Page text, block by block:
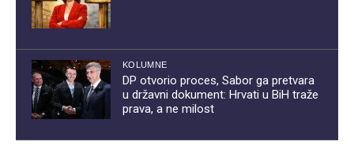
KOLUMNE
DP otvorio proces, Sabor ga pretvara
u državni dokument: Hrvati u BiH traže
prava, a ne milost